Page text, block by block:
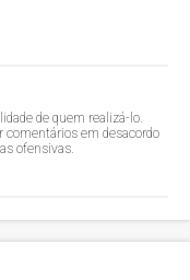
de quem realizá-lo.
comentários em desacordo
ofensivas.